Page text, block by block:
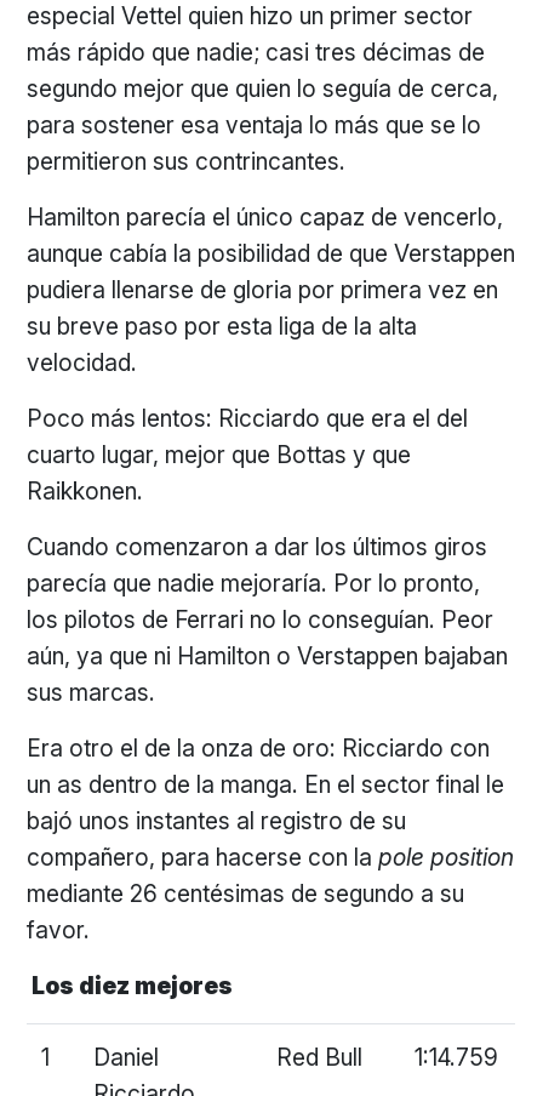
especial Vettel quien hizo un primer sector
más rápido que nadie; casi tres décimas de
segundo mejor que quien lo seguía de cerca,
para sostener esa ventaja lo más que se lo
permitieron sus contrincantes.
Hamilton parecía el único capaz de vencerlo,
aunque cabía la posibilidad de que Verstappen
pudiera llenarse de gloria por primera vez en
su breve paso por esta liga de la alta
velocidad.
Poco más lentos: Ricciardo que era el del
cuarto lugar, mejor que Bottas y que
Raikkonen.
Cuando comenzaron a dar los últimos giros
parecía que nadie mejoraría. Por lo pronto,
los pilotos de Ferrari no lo conseguían. Peor
aún, ya que ni Hamilton o Verstappen bajaban
sus marcas.
Era otro el de la onza de oro: Ricciardo con
un as dentro de la manga. En el sector final le
bajó unos instantes al registro de su
compañero, para hacerse con lapole position
mediante 26 centésimas de segundo a su
favor.
Los diez mejores
1
Daniel
Red Bull 1:14.759